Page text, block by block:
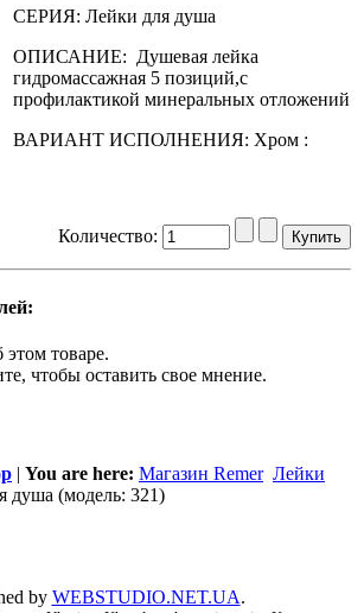
СЕРИЯ: Лейки для душа
ОПИСАНИЕ: Душевая лейка
гидромассажная 5 позиций,c
профилактикой минеральных отложений
ВАРИАНТ ИСПОЛНЕНИЯ: Xpoм :
Количество:
товаре.
чтобы оставить свое мнение.
| You are here: Магазин Remer Лейки
душа (модель: 321)
by WEBSTUDIO.NET.UA.